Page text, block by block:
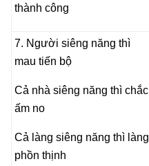
thành công
7. Người siêng năng thì
mau tiến bộ
Cả nhà siêng năng thì chắc
ấm no
Cả làng siêng năng thì làng
phồn thịnh